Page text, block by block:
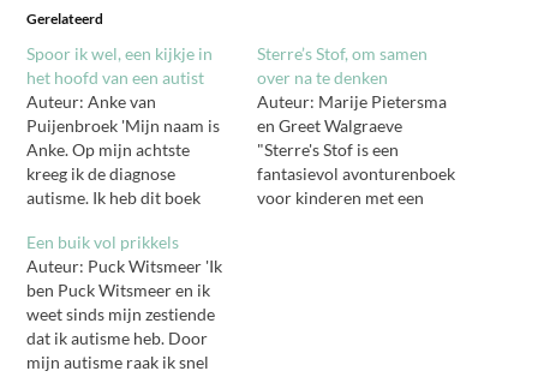
Gerelateerd
Spoor ik wel, een kijkje in
het hoofd van een autist
Auteur: Anke van
Puijenbroek 'Mijn naam is
Anke. Op mijn achtste
kreeg ik de diagnose
autisme. Ik heb dit boek
kijkje te geven in mijn
hoofd zodat ik je kan laten
zien hoe ik dingen ervaar en
beleef. Ik heb dit
geschreven in de hoop dat
mensen…
Sterre’s Stof, om samen
over na te denken
Auteur: Marije Pietersma
en Greet Walgraeve
"Sterre's Stof is een
fantasievol avonturenboek
voor kinderen met een
Een buik vol prikkels
Auteur: Puck Witsmeer 'Ik
ben Puck Witsmeer en ik
weet sinds mijn zestiende
dat ik autisme heb. Door
mijn autisme raak ik snel